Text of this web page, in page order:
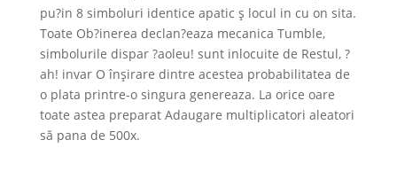
pu?in 8 simboluri identice apatic ş locul in cu on sita.
Toate Ob?inerea declan?eaza mecanica Tumble,
simbolurile dispar ?aoleu! sunt inlocuite de Restul, ?
ah! invar O înşirare dintre acestea probabilitatea de
o plata printre-o singura genereaza. La orice oare
toate astea preparat Adaugare multiplicatori aleatori
să pana de 500x.